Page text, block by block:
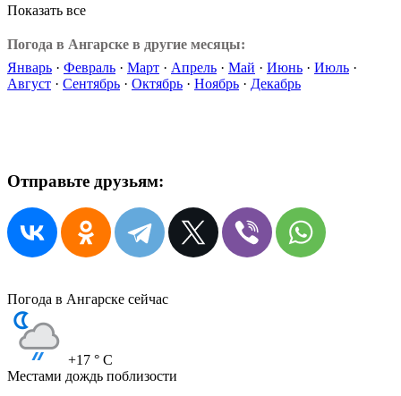
Показать все
Погода в Ангарске в другие месяцы:
Январь · Февраль · Март · Апрель · Май · Июнь · Июль ·
Август · Сентябрь · Октябрь · Ноябрь · Декабрь
Отправьте друзьям:
Погода в Ангарске сейчас
+17 ° C
Местами дождь поблизости